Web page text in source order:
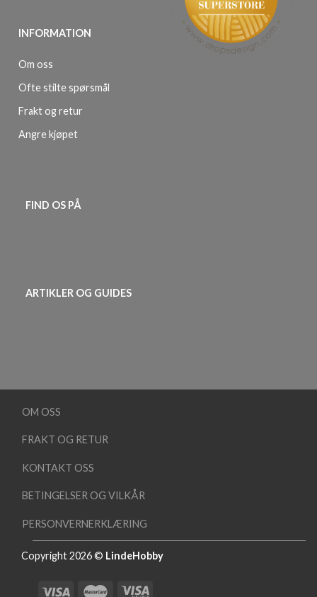
INFORMATION
Om oss
Ofte stilte spørsmål
Frakt og retur
Angre kjøpet
FIND OS PÅ
ARTIKLER OG GUIDES
OM OSS
FRAKT OG RETUR
KONTAKT OSS
BETINGELSER OG VILKÅR
PERSONVERNERKLÆRING
Copyright 2026 © LindeHobby